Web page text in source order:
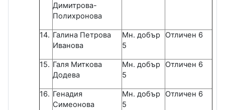
Димитрова-
Полихронова
14. Галина Петрова
Иванова
Мн. добър
5
Отличен 6
15. Галя Миткова
Додева
Мн. добър
5
Отличен 6
16. Генадия
Симеонова
Мн. добър
5
Отличен 6